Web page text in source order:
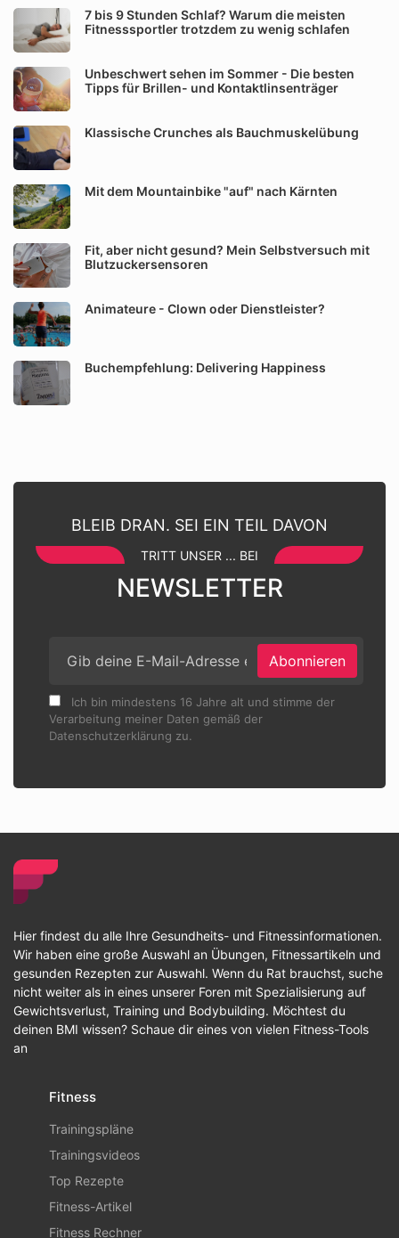
7 bis 9 Stunden Schlaf? Warum die meisten
Fitnesssportler trotzdem zu wenig schlafen
Unbeschwert sehen im Sommer - Die besten
Tipps für Brillen- und Kontaktlinsenträger
Klassische Crunches als Bauchmuskelübung
Mit dem Mountainbike "auf" nach Kärnten
Fit, aber nicht gesund? Mein Selbstversuch mit
Blutzuckersensoren
Animateure - Clown oder Dienstleister?
Buchempfehlung: Delivering Happiness
BLEIB DRAN. SEI EIN TEIL DAVON
TRITT UNSER ... BEI
NEWSLETTER
Abonnieren
Ich bin mindestens 16 Jahre alt und stimme der
Verarbeitung meiner Daten gemäß der
Datenschutzerklärung zu.
Hier findest du alle Ihre Gesundheits- und Fitnessinformationen.
Wir haben eine große Auswahl an Übungen, Fitnessartikeln und
gesunden Rezepten zur Auswahl. Wenn du Rat brauchst, suche
nicht weiter als in eines unserer Foren mit Spezialisierung auf
Gewichtsverlust, Training und Bodybuilding. Möchtest du
deinen BMI wissen? Schaue dir eines von vielen Fitness-Tools
an
Fitness
Trainingspläne
Trainingsvideos
Top Rezepte
Fitness-Artikel
Fitness Rechner